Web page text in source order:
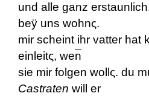
und alle ganz
beÿ uns wohnς.
mir scheint ihr vatter hat
einleitς, wen
sie mir folgen wollς. du
Castraten will er